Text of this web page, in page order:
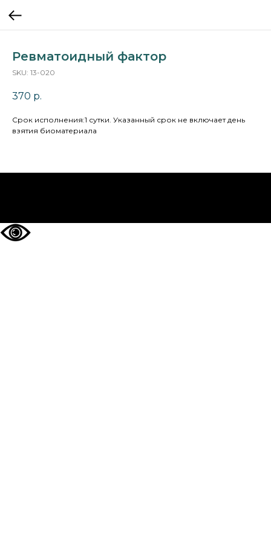
Ревматоидный фактор
SKU: 13-020
370 р.
Cрок исполнения:1 сутки. Указанный срок не включает день
взятия биоматериала